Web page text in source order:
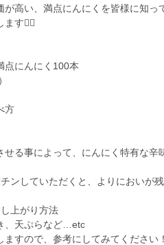
が高い、満点にんにくを皆様に知っ
す🙇‍♂️
点にんにく100本
方
せる事によって、にんにく特有な
ンしていただくと、よりにおいが
上がり方法
、天ぷらなど…etc
ますので、参考にしてみてください！